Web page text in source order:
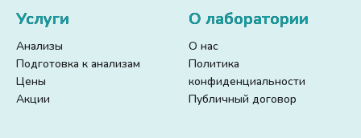
Услуги
Анализы
Подготовка к анализам
Цены
Акции
О лаборатории
О нас
Политика
конфиденциальности
Публичный договор